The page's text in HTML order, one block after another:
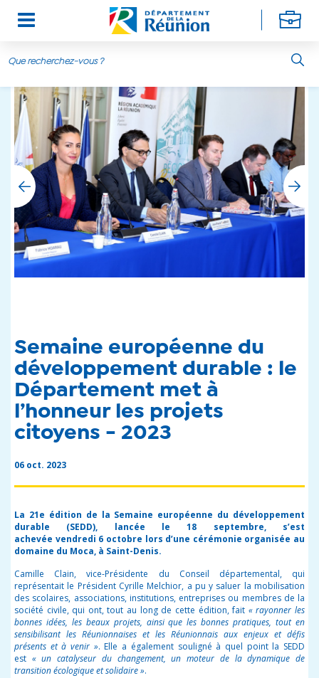
Aller au contenu principal
Semaine européenne du
développement durable : le
Département met à
l’honneur les projets
citoyens - 2023
06 oct. 2023
La 21e édition de la Semaine européenne du développement
durable (SEDD), lancée le 18 septembre, s’est
achevée vendredi 6 octobre lors d’une cérémonie organisée au
domaine du Moca, à Saint-Denis.
Camille Clain, vice-Présidente du Conseil départemental, qui
représentait le Président Cyrille Melchior, a pu y saluer la mobilisation
des scolaires, associations, institutions, entreprises ou membres de la
société civile, qui ont, tout au long de cette édition, fait « rayonner les
bonnes idées, les beaux projets, ainsi que les bonnes pratiques, tout en
sensibilisant les Réunionnaises et les Réunionnais aux enjeux et défis
présents et à venir ». Elle a également souligné à quel point la SEDD
est « un catalyseur du changement, un moteur de la dynamique de
transition écologique et solidaire ».